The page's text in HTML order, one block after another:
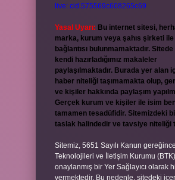
live:.cid.575569c608265c69
Yasal Uyarı: Bu internet sitesi,
marka, kurum veya şahıs şirketi
bağlantısı bulunmamaktadır. Sitede
kendi hazırladığımız makaleler
paylaşılmaktadır. Burada yer alan
haber niteliği taşımamakta olup,
ve kişiler hakkında paylaşım
Gerçek kurum ve kişiler ile isim
tamamen tesadüfidir. Sitemizdeki
taslak halindedir ve tavsiye niteliği
Sitemiz, 5651 Sayılı Kanun
Teknolojileri ve İletişim Kurumu
onaylanmış bir Yer Sağlayıcı olarak
vermektedir. Bu nedenle, sitedeki